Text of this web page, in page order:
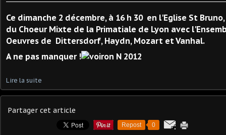
Ce dimanche 2 décembre, à 16 h 30 en l'Eglise St
du Choeur Mixte de la Primatiale de Lyon avec
Oeuvres de Dittersdorf, Haydn, Mozart et Vanhal.
A ne pas manquer !
Lire la suite
Partager cet article
Repost 0